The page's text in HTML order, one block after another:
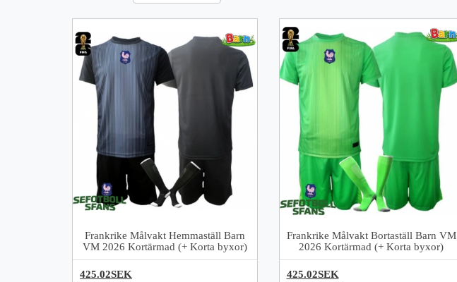
Frankrike Målvakt Hemmaställ Barn
VM 2026 Kortärmad (+ Korta byxor)
425.02SEK
Frankrike Målvakt Bortaställ Barn VM
2026 Kortärmad (+ Korta byxor)
425.02SEK